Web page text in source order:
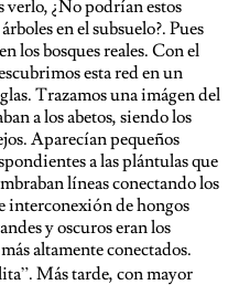
verlo, ¿No podrían estos
en el subsuelo?. Pues
los bosques reales. Con el
esta red en un
Trazamos una imágen del
a los abetos, siendo los
Aparecían pequeños
a las plántulas que
líneas conectando los
interconexión de hongos
y oscuros eran los
altamente conectados.
Más tarde, con mayor